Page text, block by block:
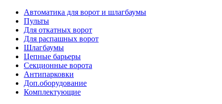
Автоматика для ворот и шлагбаумы
Пульты
Для откатных ворот
Для распашных ворот
Шлагбаумы
Цепные барьеры
Секционные ворота
Антипарковки
Доп.оборудование
Комплектующие